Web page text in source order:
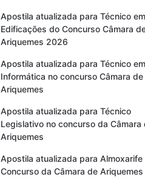
Apostila atualizada para Técnico em
Edificações do Concurso Câmara
Ariquemes 2026
Apostila atualizada para Técnico em
Informática no concurso Câmara de
Ariquemes
Apostila atualizada para Técnico
Legislativo no concurso da Câmara
Ariquemes
Apostila atualizada para Almoxarife
Concurso da Câmara de